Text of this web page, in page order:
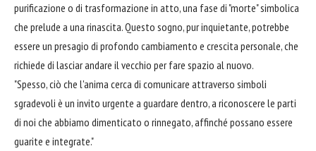
purificazione o di trasformazione in atto, una fase di "morte" simbolica
che prelude a una rinascita. Questo sogno, pur inquietante, potrebbe
essere un presagio di profondo cambiamento e crescita personale, che
richiede di lasciar andare il vecchio per fare spazio al nuovo.
"Spesso, ciò che l'anima cerca di comunicare attraverso simboli
sgradevoli è un invito urgente a guardare dentro, a riconoscere le parti
di noi che abbiamo dimenticato o rinnegato, affinché possano essere
guarite e integrate."